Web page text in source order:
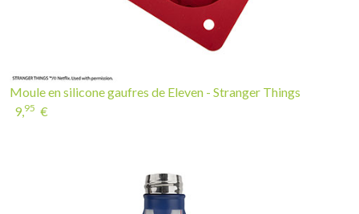
Moule en silicone gaufres de Eleven - Stranger Things
9,95 €